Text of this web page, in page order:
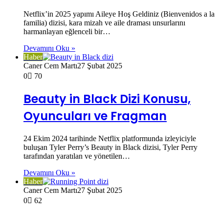
Netflix’in 2025 yapımı Aileye Hoş Geldiniz (Bienvenidos a la
familia) dizisi, kara mizah ve aile draması unsurlarını
harmanlayan eğlenceli bir…
Devamını Oku »
Haber
Caner Cem Martı27 Şubat 2025
0
70
Beauty in Black Dizi Konusu,
Oyuncuları ve Fragman
24 Ekim 2024 tarihinde Netflix platformunda izleyiciyle
buluşan Tyler Perry’s Beauty in Black dizisi, Tyler Perry
tarafından yaratılan ve yönetilen…
Devamını Oku »
Haber
Caner Cem Martı27 Şubat 2025
0
62